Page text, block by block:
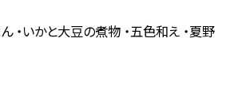
ん ・いかと大豆の煮物 ・五色和え ・夏野